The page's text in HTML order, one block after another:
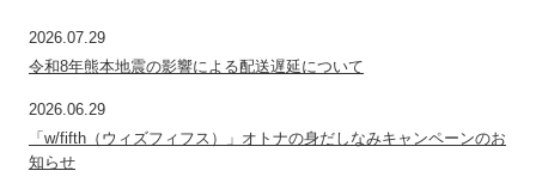
2026.07.29
令和8年熊本地震の影響による配送遅延について
2026.06.29
「w/fifth（ウィズフィフス）」オトナの身だしなみキャンペーンのお
知らせ